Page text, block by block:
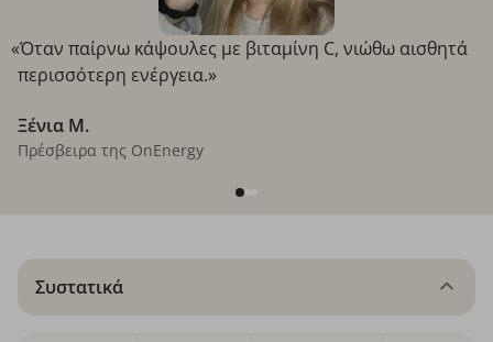
«Όταν παίρνω κάψουλες με βιταμίνη C, νιώθω αισθητά
περισσότερη ενέργεια.»
Ξένια M.
Πρέσβειρα της OnEnergy
Συστατικά